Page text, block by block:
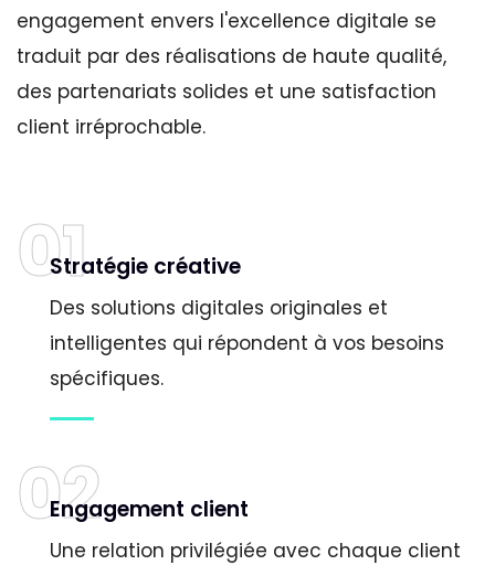
engagement envers l'excellence digitale se
traduit par des réalisations de haute qualité,
des partenariats solides et une satisfaction
client irréprochable.
01
Stratégie créative
Des solutions digitales originales et
intelligentes qui répondent à vos besoins
spécifiques.
02
Engagement client
Une relation privilégiée avec chaque client